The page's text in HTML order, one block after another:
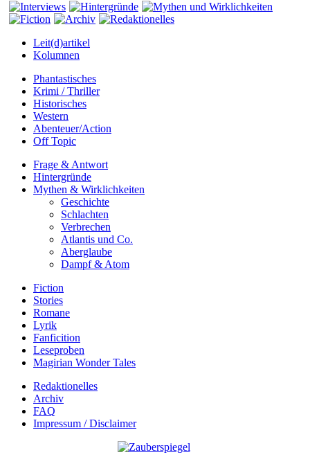
Leit(d)artikel
Kolumnen
Phantastisches
Krimi / Thriller
Historisches
Western
Abenteuer/Action
Off Topic
Frage & Antwort
Hintergründe
Mythen & Wirklichkeiten
Geschichte
Schlachten
Verbrechen
Atlantis und Co.
Aberglaube
Dampf & Atom
Fiction
Stories
Romane
Lyrik
Fanficition
Leseproben
Magirian Wonder Tales
Redaktionelles
Archiv
FAQ
Impressum / Disclaimer